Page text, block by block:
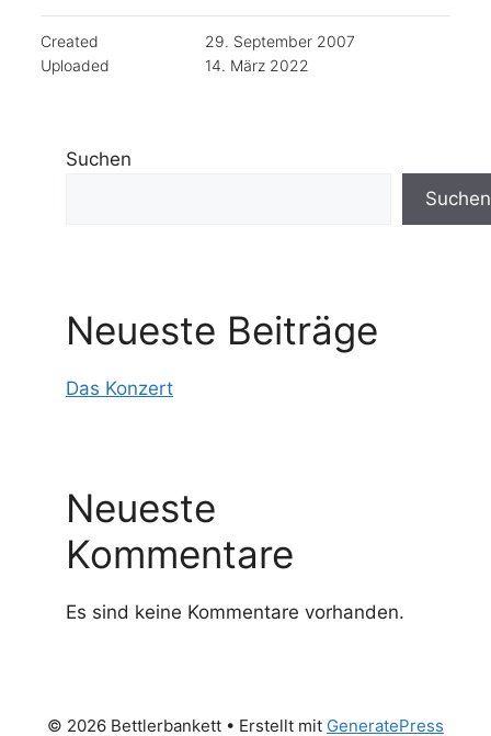
Created
29. September 2007
Uploaded
14. März 2022
Suchen
Suchen
Neueste Beiträge
Das Konzert
Neueste
Kommentare
Es sind keine Kommentare vorhanden.
© 2026 Bettlerbankett • Erstellt mit GeneratePress